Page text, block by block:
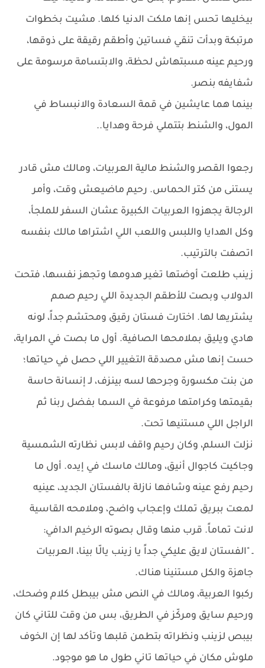
بيخليها تحس إنها ملكت الدنيا كلها. مشيت بخطوات
مرتبكة وبدأت تنقي فساتين وأطقم رقيقة على ذوقها،
ورحيم عينه مسبتهاش لحظة، والابتسامة مرسومة على
شفايفه بنصر.
بينما هما عايشين في قمة السعادة والانبساط في
المول، والشنط بتتملي فرحة وهدايا..
رجعوا القصر والشنط مالية العربيات، ومالك مش قادر
يستنى من كتر الحماس. رحيم ماضيعش وقت، وأمر
الرجالة يجهزوا العربيات الكبيرة عشان السفر للملجأ،
وكل الهدايا واللبس واللعب اللي اشتراها مالك بنفسه
اتصفت بالترتيب.
زينب طلعت أوضتها تغير هدومها وتجهز نفسها، فتحت
الدولاب وبصت للأطقم الجديدة اللي رحيم صمم
يشتريها لها. اختارت فستان رقيق ومحتشم جداً، لونه
هادي ويليق بملامحها الصافية. أول ما بصت في المراية،
حست إنها مش مصدقة التغيير اللي حصل في حياتها؛
من بنت مكسورة وجرحها لسه بينزف، لـ إنسانة حاسة
بقيمتها وكرامتها مرفوعة في السما بفضل ربنا ثم
الراجل اللي مستنيها تحت.
نزلت السلم، وكان رحيم واقف لابس نظارته الشمسية
وجاكيت كاجوال أنيق، ومالك ماسك في إيده. أول ما
رحيم رفع عينه وشافها نازلة بالفستان الجديد، عينيه
لمعت ببريق تملك وإعجاب واضح، وملامحه القاسية
لانت تماماً. قرب منها وقال بصوته الرخيم الدافي:
ـ "الفستان لايق عليكي جداً يا زينب يالّا بينا، العربيات
جاهزة والكل مستنينا هناك.
ركبوا العربية، ومالك في النص مش بيبطل كلام وضحك،
ورحيم سايق ومركّز في الطريق، بس من وقت للتاني كان
بيبص لزينب ونظراته بتطمن قلبها وتأكد لها إن الخوف
ملوش مكان في حياتها تاني طول ما هو موجود.